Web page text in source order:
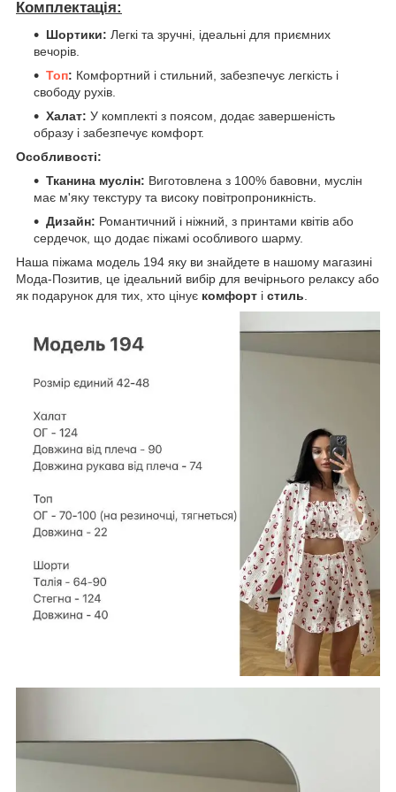
Комплектація:
Шортики: Легкі та зручні, ідеальні для приємних
вечорів.
Топ: Комфортний і стильний, забезпечує легкість і
свободу рухів.
Халат: У комплекті з поясом, додає завершеність
образу і забезпечує комфорт.
Особливості:
Тканина муслін: Виготовлена з 100% бавовни, муслін
має м'яку текстуру та високу повітропроникність.
Дизайн: Романтичний і ніжний, з принтами квітів або
сердечок, що додає піжамі особливого шарму.
Наша піжама модель 194 яку ви знайдете в нашому магазині
Мода-Позитив, це ідеальний вибір для вечірнього релаксу або
як подарунок для тих, хто цінує комфорт і стиль.